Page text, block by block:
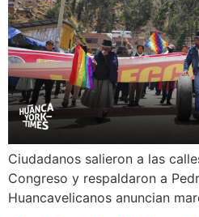
Ciudadanos salieron a las
Congreso y respaldaron a
Huancavelicanos anuncian